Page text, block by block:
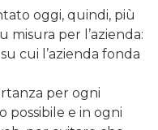
oggi, quindi, più
misura per l’azienda:
cui l’azienda fonda
per ogni
e in ogni